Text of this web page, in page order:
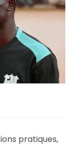
pratiques,